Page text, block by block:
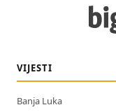
VIJESTI
Banja Luka